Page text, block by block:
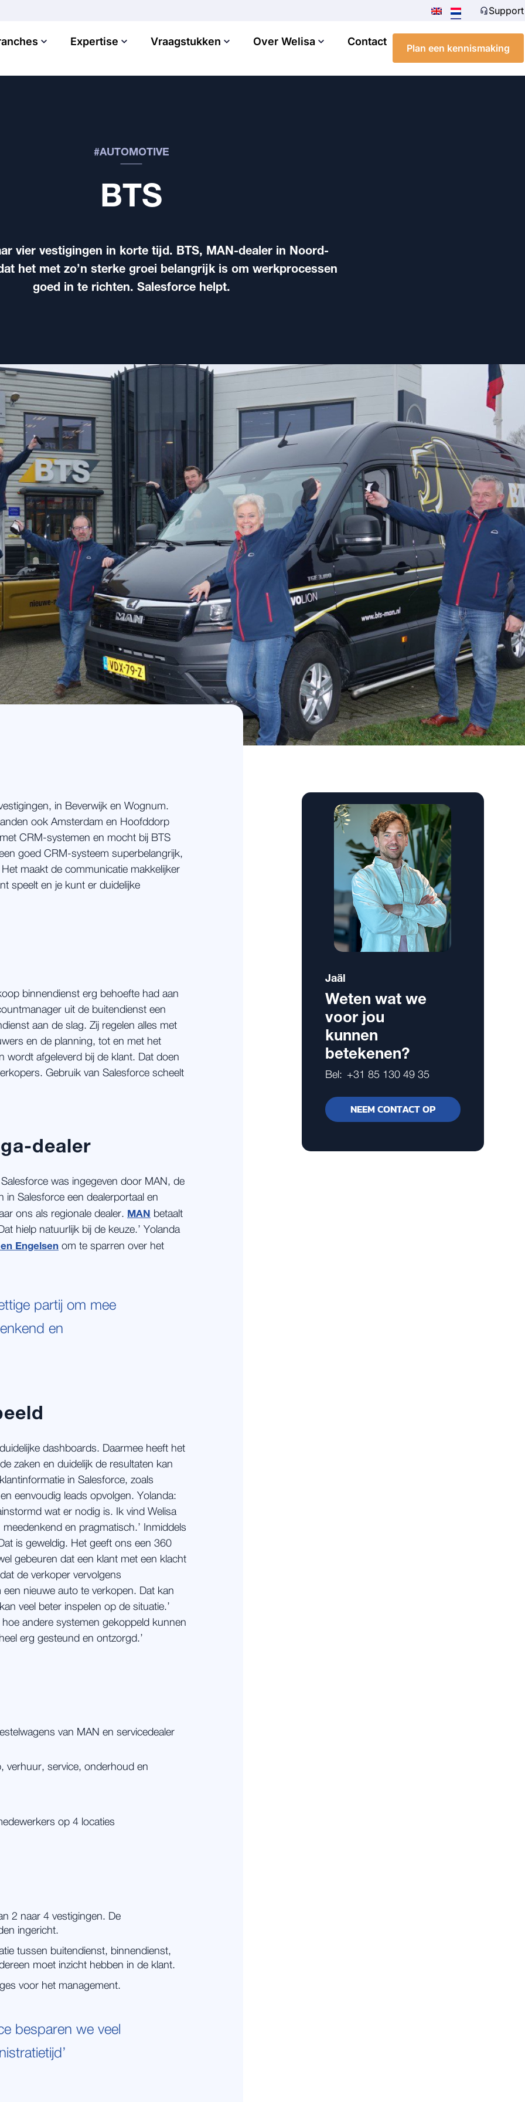
Support
Expertise Vraagstukken Over Welisa Contact
Plan een kennismaking
BTS
vier vestigingen in korte tijd. BTS, MAN-dealer in Noord-
het met zo’n sterke groei belangrijk is om werkprocessen
goed in te richten. Salesforce helpt.
#AUTOMOTIVE
in Beverwijk en Wognum.
ook Amsterdam en Hoofddorp
CRM-systemen en mocht bij BTS
goed CRM-systeem superbelangrijk,
maakt de communicatie makkelijker
speelt en je kunt er duidelijke
binnendienst erg behoefte had aan
uit de buitendienst een
aan de slag. Zij regelen alles met
en de planning, tot en met het
wordt afgeleverd bij de klant. Dat doen
Gebruik van Salesforce scheelt
dealer
was ingegeven door MAN, de
in Salesforce een dealerportaal en
ons als regionale dealer. MAN betaalt
hielp natuurlijk bij de keuze.’ Yolanda
Engelsen om te sparren over het
partij om mee
en
dashboards. Daarmee heeft het
zaken en duidelijk de resultaten kan
in Salesforce, zoals
eenvoudig leads opvolgen. Yolanda:
wat er nodig is. Ik vind Welisa
en pragmatisch.’ Inmiddels
is geweldig. Het geeft ons een 360
gebeuren dat een klant met een klacht
de verkoper vervolgens
nieuwe auto te verkopen. Dat kan
veel beter inspelen op de situatie.’
andere systemen gekoppeld kunnen
erg gesteund en ontzorgd.’
van MAN en servicedealer
verhuur, service, onderhoud en
op 4 locaties
2 naar 4 vestigingen. De
ingericht.
tussen buitendienst, binnendienst,
moet inzicht hebben in de klant.
voor het management.
besparen we veel
Jaäl
Weten wat we
voor jou
kunnen
betekenen?
Bel: +31 85 130 49 35
NEEM CONTACT OP